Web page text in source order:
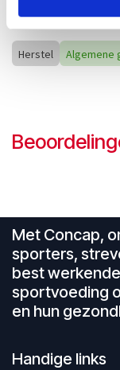
Herstel Algemene
Met Concap,
sporters,
best
sportvoeding
en hun
Handige links